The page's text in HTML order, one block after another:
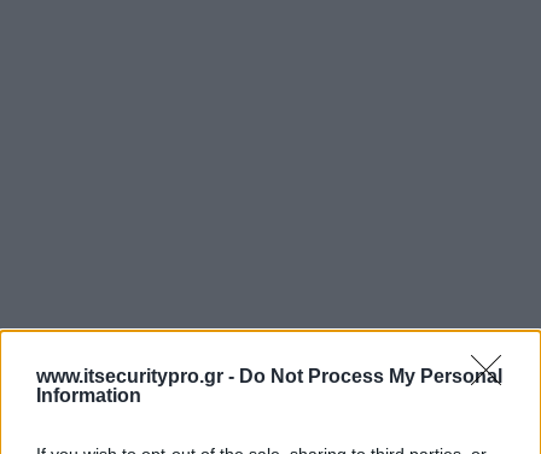
www.itsecuritypro.gr - Do Not Process My Personal
Information